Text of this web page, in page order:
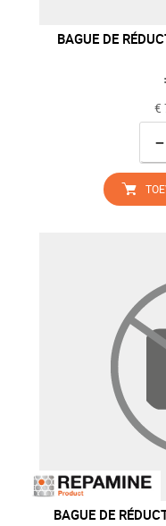
BAGUE DE
€
−
BAGUE DE